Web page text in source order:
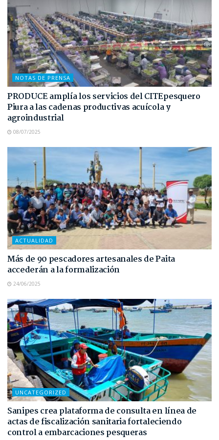
NOTAS DE PRENSA
PRODUCE amplía los servicios del CITEpesquero
Piura a las cadenas productivas acuícola y
agroindustrial
08/07/2025
ACTUALIDAD
Más de 90 pescadores artesanales de Paita
accederán a la formalización
24/06/2025
UNCATEGORIZED
Sanipes crea plataforma de consulta en línea de
actas de fiscalización sanitaria fortaleciendo
control a embarcaciones pesqueras